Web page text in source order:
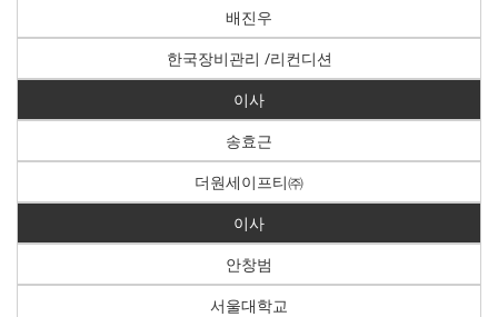
배진우
한국장비관리 /리컨디션
이사
송효근
더원세이프티㈜
이사
안창범
서울대학교